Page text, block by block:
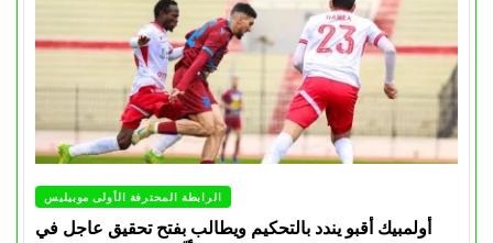
الرابطة المحترفة الأولى موبيليس
أولمبيك أقبو يندد بالتحكيم ويطالب بفتح تحقيق عاجل في